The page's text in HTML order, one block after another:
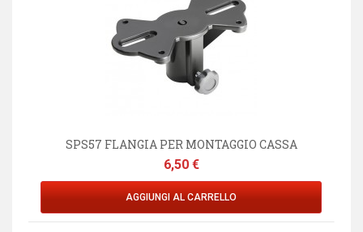
SPS57 FLANGIA PER MONTAGGIO CASSA
Prezzo
6,50 €
AGGIUNGI AL CARRELLO